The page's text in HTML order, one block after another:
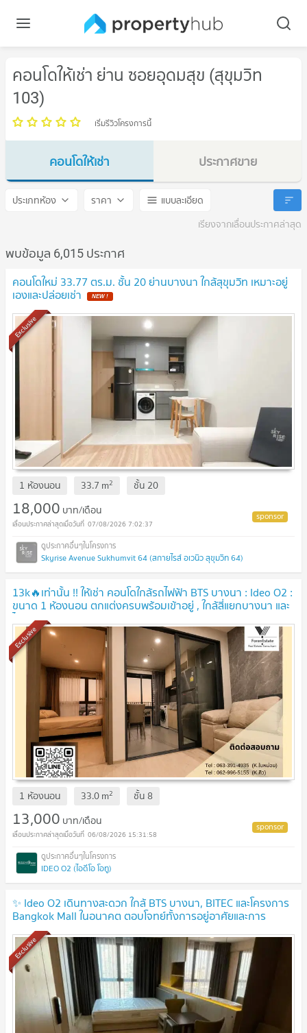
คอนโดให้เช่า ย่าน ซอยอุดมสุข (สุขุมวิท
103)
เริ่มรีวิวโครงการนี้
คอนโดให้เช่า
ซอยอุดมสุข (สุขุมวิท 103)
ประกาศขาย
ซอยอุดมสุข (สุขุมวิท 103)
ประเภทห้อง ราคา
แบบละเอียด
เรียงจากเลื่อนประกาศล่าสุด
พบข้อมูล 6,015 ประกาศ
คอนโดใหม่ 33.77 ตร.ม. ชั้น 20 ย่านบางนา ใกล้สุขุมวิท เหมาะอยู่
เองและปล่อยเช่า NEW !
Exclusive
1 ห้องนอน 33.7 m2 ชั้น 20
18,000 บาท/เดือน
07/08/2026 7:02:37
Skyrise Avenue Sukhumvit 64 (สกายไรส์ อเวนิว สุขุมวิท 64)
13k🔥เท่านั้น !! ให้เช่า คอนโดใกล้รถไฟฟ้า BTS บางนา : Ideo O2 :
ขนาด 1 ห้องนอน ตกแต่งครบพร้อมเข้าอยู่ , ใกล้สี่แยกบางนา และ
ไบเทคบางนา
Exclusive
1 ห้องนอน 33.0m2 ชั้น 8
13,000 บาท/เดือน
06/08/2026 15:31:58
IDEO O2 (ไอดีโอ โอทู)
✨ Ideo O2 เดินทางสะดวก ใกล้ BTS บางนา, BITEC และโครงการ
Bangkok Mall ในอนาคต ตอบโจทย์ทั้งการอยู่อาศัยและการ
ทำงาน
Exclusive